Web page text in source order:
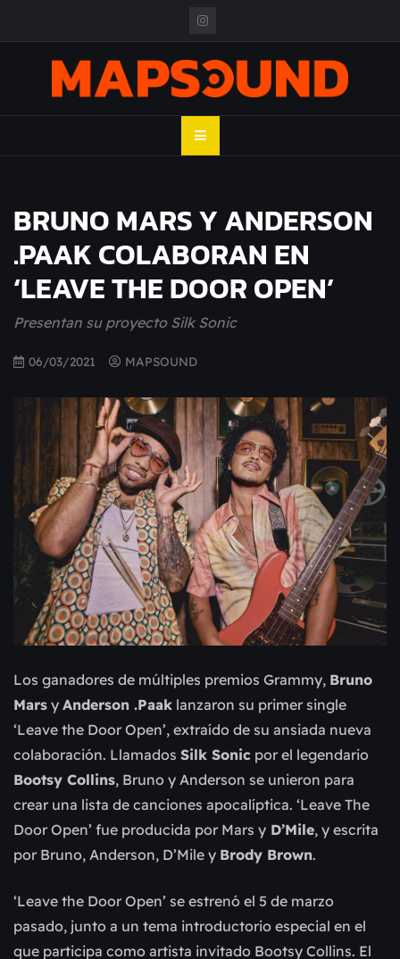
MAPSOUND
BRUNO MARS Y ANDERSON
.PAAK COLABORAN EN
‘LEAVE THE DOOR OPEN’
Presentan su proyecto Silk Sonic
06/03/2021 MAPSOUND
Los ganadores de múltiples premios Grammy, Bruno
Mars y Anderson .Paak lanzaron su primer single
‘Leave the Door Open’, extraído de su ansiada nueva
colaboración. Llamados Silk Sonic por el legendario
Bootsy Collins, Bruno y Anderson se unieron para
crear una lista de canciones apocalíptica. ‘Leave The
Door Open’ fue producida por Mars y D’Mile, y escrita
por Bruno, Anderson, D’Mile y Brody Brown.
‘Leave the Door Open’ se estrenó el 5 de marzo
pasado, junto a un tema introductorio especial en el
que participa como artista invitado Bootsy Collins. El